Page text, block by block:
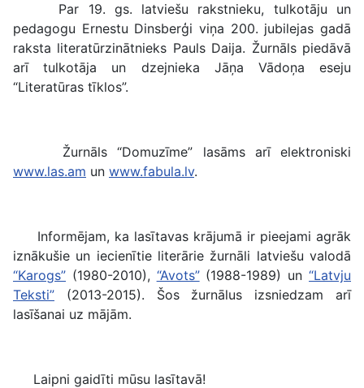
Par 19. gs. latviešu rakstnieku, tulkotāju un
pedagogu Ernestu Dinsberģi viņa 200. jubilejas gadā
raksta literatūrzinātnieks Pauls Daija. Žurnāls piedāvā
arī tulkotāja un dzejnieka Jāņa Vādoņa eseju
“Literatūras tīklos”.
Žurnāls “Domuzīme” lasāms arī elektroniski
www.las.am un www.fabula.lv.
Informējam, ka lasītavas krājumā ir pieejami agrāk
iznākušie un iecienītie literārie žurnāli latviešu valodā
“Karogs” (1980-2010), “Avots”(1988-1989) un“Latvju
Teksti” (2013-2015). Šos žurnālus izsniedzam arī
lasīšanai uz mājām.
Laipni gaidīti mūsu lasītavā!